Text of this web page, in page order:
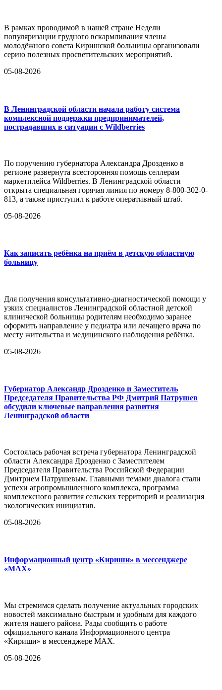
В рамках проводимой в нашей стране Недели
популяризации грудного вскармливания члены
молодёжного совета Киришской больницы организовали
серию полезных просветительских мероприятий.
05-08-2026
В Ленинградской области начала работу система
комплексной поддержки предпринимателей,
пострадавших в ситуации с Wildberries
По поручению губернатора Александра Дрозденко в
регионе развернута всесторонняя помощь селлерам
маркетплейса Wildberries. В Ленинградской области
открыта специальная горячая линия по номеру 8-800-302-0-
813, а также приступил к работе оперативный штаб.
05-08-2026
Как записать ребёнка на приём в детскую областную
больницу
Для получения консультативно-диагностической помощи у
узких специалистов Ленинградской областной детской
клинической больницы родителям необходимо заранее
оформить направление у педиатра или лечащего врача по
месту жительства и медицинского наблюдения ребёнка.
05-08-2026
Губернатор Александр Дрозденко и Заместитель
Председателя Правительства РФ Дмитрий Патрушев
обсудили ключевые направления развития
Ленинградской области
Состоялась рабочая встреча губернатора Ленинградской
области Александра Дрозденко с Заместителем
Председателя Правительства Российской Федерации
Дмитрием Патрушевым. Главными темами диалога стали
успехи агропромышленного комплекса, программа
комплексного развития сельских территорий и реализация
экологических инициатив.
05-08-2026
Информационный центр «Кириши» в мессенджере
«MAX»
Мы стремимся сделать получение актуальных городских
новостей максимально быстрым и удобным для каждого
жителя нашего района. Рады сообщить о работе
официального канала Информационного центра
«Кириши» в мессенджере MAX.
05-08-2026